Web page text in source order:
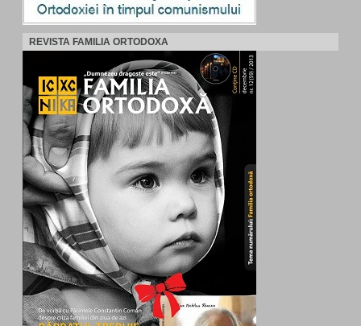
REVISTA FAMILIA ORTODOXA